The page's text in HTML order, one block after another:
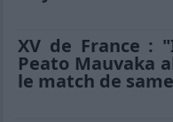
XV de France :
Peato Mauvaka
le match de